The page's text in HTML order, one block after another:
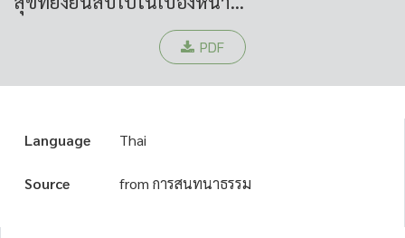
PDF
Language Thai
Source from การสนทนาธรรม